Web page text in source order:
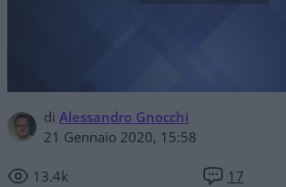
di Alessandro Gnocchi
21 Gennaio 2020, 15:58
13.4k 17